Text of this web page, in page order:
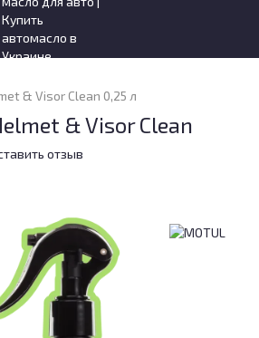
& Visor Clean 0,25 л
& Visor Clean
отзыв